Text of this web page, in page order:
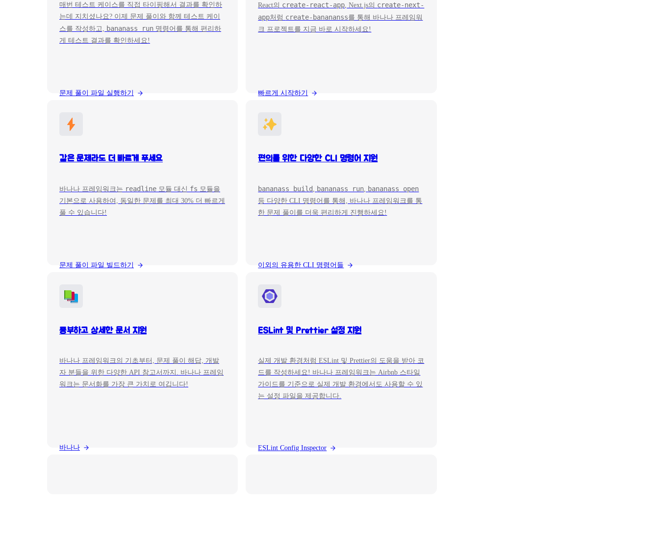
매번 테스트 케이스를 직접 타이핑해서 결과를 확인하
는데 지치셨나요? 이제 문제 풀이와 함께 테스트 케이
스를 작성하고,
bananass run 명령어를 통해 편리하
게 테스트 결과를 확인하세요!
문제 풀이 파일 실행하기
React의 create-react-app , Next.js의 create-next-
app처럼 create-banananss를 통해 바나나 프레임워
크 프로젝트를 지금 바로 시작하세요!
빠르게 시작하기
같은 문제라도 더 빠르게 푸세요
바나나 프레임워크는 readline 모듈 대신 fs 모듈을
기본으로 사용하여, 동일한 문제를 최대 30% 더 빠르게
풀 수 있습니다!
문제 풀이 파일 빌드하기
편의를 위한 다양한 CLI 명령어 지원
bananass build bananass run bananass open
등 다양한 CLI 명령어를 통해, 바나나 프레임워크를 통
한 문제 풀이를 더욱 편리하게 진행하세요!
이외의 유용한 CLI 명령어들
풍부하고 상세한 문서 지원
바나나 프레임워크의 기초부터, 문제 풀이 해답, 개발
자 분들을 위한 다양한 API 참고서까지. 바나나 프레임
워크는 문서화를 가장 큰 가치로 여깁니다!
바나나
ESLint 및 Prettier 설정 지원
실제 개발 환경처럼 ESLint 및 Prettier의 도움을 받아 코
드를 작성하세요! 바나나 프레임워크는 Airbnb 스타일
가이드를 기준으로 실제 개발 환경에서도 사용할 수 있
는 설정 파일을 제공합니다.
ESLint Config Inspector